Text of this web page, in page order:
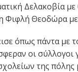
Δελακοβία με
Φιφλή Θεοδώρα με
όπως πάντα με
οι σύλλογοι
της πόλης